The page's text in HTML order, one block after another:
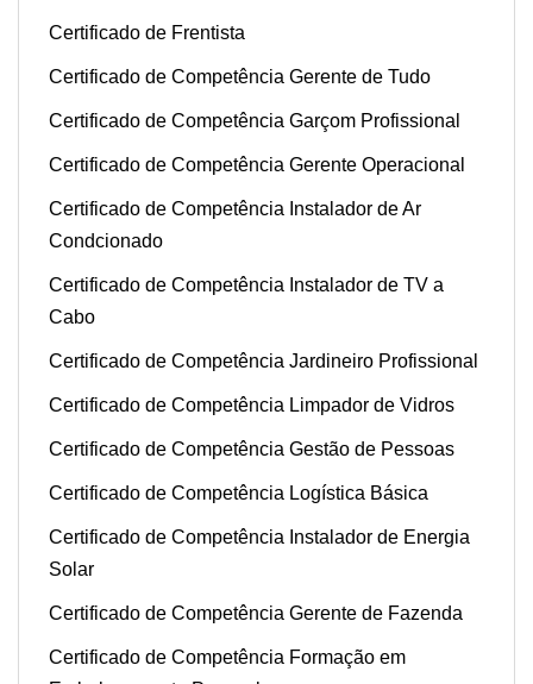
Certificado de Frentista
Certificado de Competência Gerente de Tudo
Certificado de Competência Garçom Profissional
Certificado de Competência Gerente Operacional
Certificado de Competência Instalador de Ar
Condcionado
Certificado de Competência Instalador de TV a
Cabo
Certificado de Competência Jardineiro Profissional
Certificado de Competência Limpador de Vidros
Certificado de Competência Gestão de Pessoas
Certificado de Competência Logística Básica
Certificado de Competência Instalador de Energia
Solar
Certificado de Competência Gerente de Fazenda
Certificado de Competência Formação em